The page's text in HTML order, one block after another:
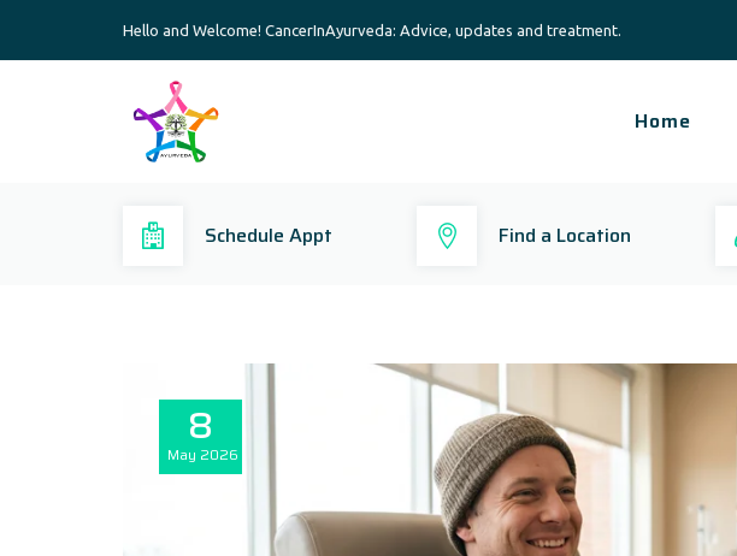
Hello and Welcome! CancerInAyurveda: Advice, updates and treatment.
Home
Schedule Appt Find a Location
8
May 2026